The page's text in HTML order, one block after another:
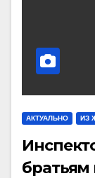
АКТУАЛЬНО ИЗ